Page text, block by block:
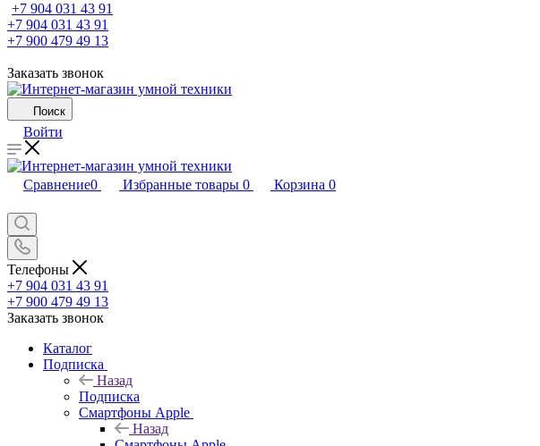
+7 904 031 43 91
+7 904 031 43 91
+7 900 479 49 13
Заказать звонок
Поиск
Войти
Сравнение0 Избранные товары 0 Корзина 0
Телефоны
+7 904 031 43 91
+7 900 479 49 13
Заказать звонок
Каталог
Подписка
Назад
Подписка
Смартфоны Apple
Назад